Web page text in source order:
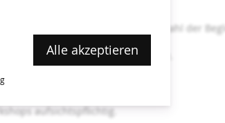
Begleitpersonen (bitte die Anzahl der
Daten eintragen.
sobald Ihr Termin bestätigt wurde.
aufsichtspflichtig.
Alle akzeptieren